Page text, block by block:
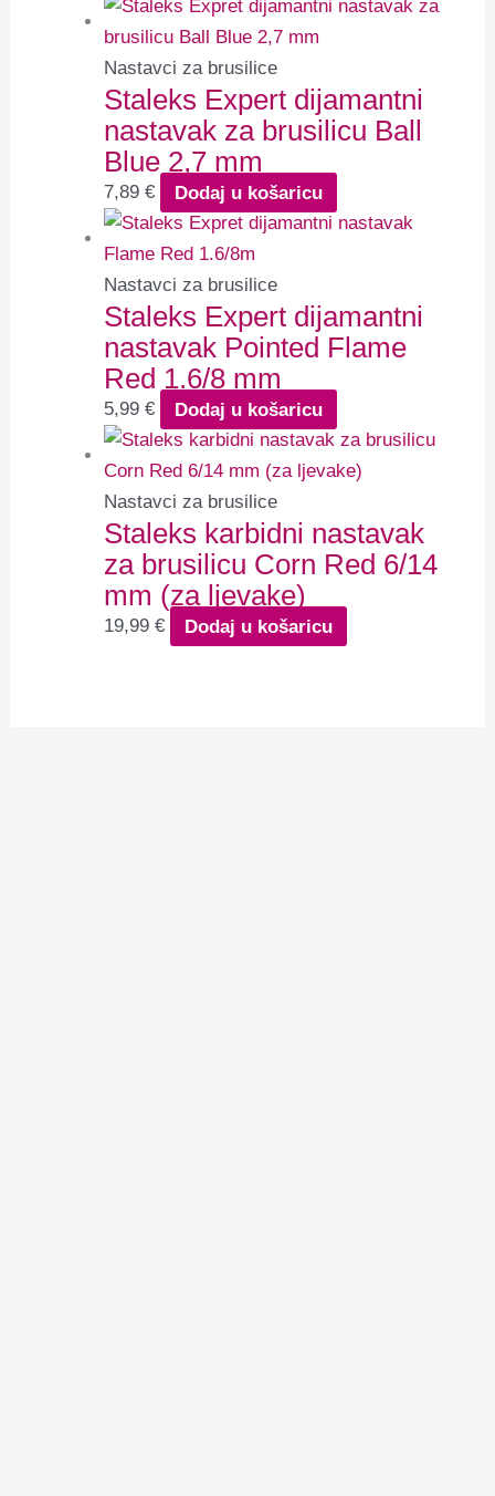
Nastavci za brusilice
Staleks Expert dijamantni
nastavak za brusilicu Ball
Blue 2,7 mm
7,89€ Dodaj u košaricu
Nastavci za brusilice
Staleks Expert dijamantni
nastavak Pointed Flame
Red 1.6/8 mm
5,99€ Dodaj u košaricu
Nastavci za brusilice
Staleks karbidni nastavak
za brusilicu Corn Red 6/14
mm (za ljevake)
19,99€ Dodaj u košaricu